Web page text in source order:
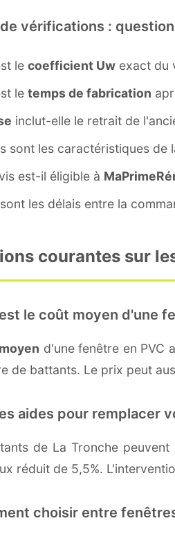
vérifications :
le coefficient Uw exact du
le temps de fabrication
inclut-elle le retrait de
sont les caractéristiques de
est-il éligible à
les délais entre la
courantes sur
le coût moyen d'une
d'une fenêtre en PVC
de battants. Le prix peut
aides pour remplacer
de La Tronche peuvent
réduit de 5,5%.
choisir entre